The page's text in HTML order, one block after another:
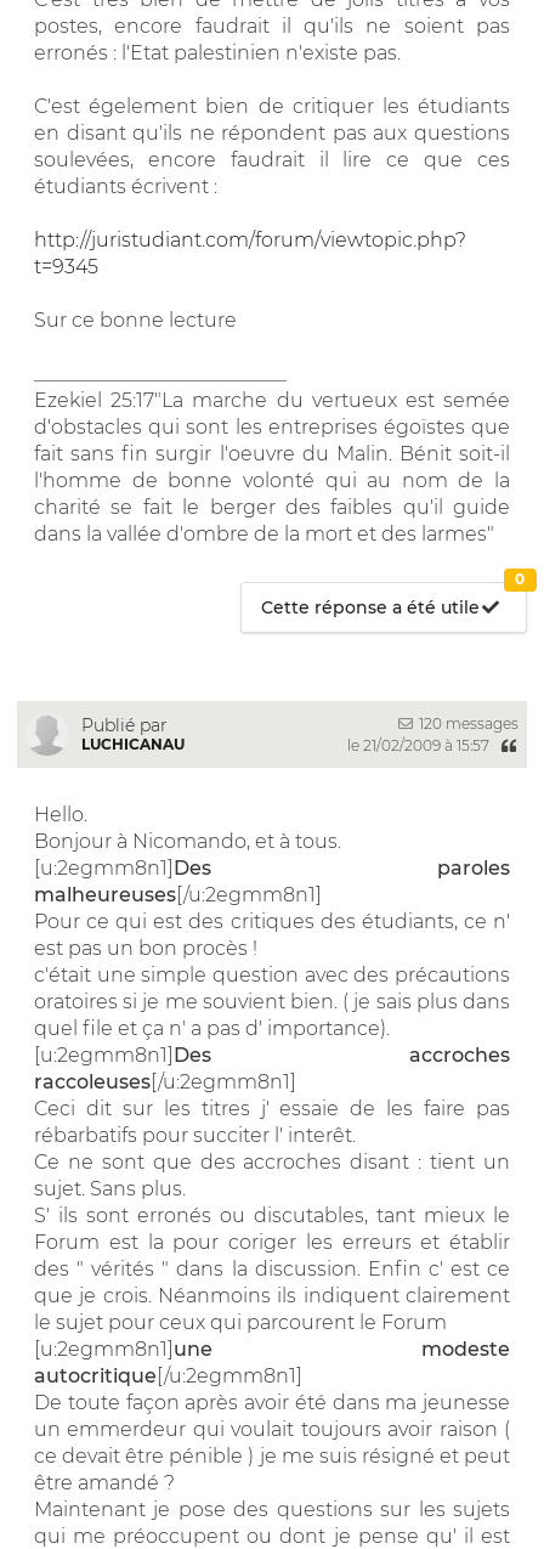
postes, encore faudrait il qu'ils ne soient pas
erronés : l'Etat palestinien n'existe pas.
C'est égelement bien de critiquer les étudiants
en disant qu'ils ne répondent pas aux questions
soulevées, encore faudrait il lire ce que ces
étudiants écrivent :
http://juristudiant.com/forum/viewtopic.php?
t=9345
Sur ce bonne lecture
Ezekiel 25:17"La marche du vertueux est semée
d'obstacles qui sont les entreprises égoïstes que
fait sans fin surgir l'oeuvre du Malin. Bénit soit-il
l'homme de bonne volonté qui au nom de la
charité se fait le berger des faibles qu'il guide
dans la vallée d'ombre de la mort et des larmes"
Cette réponse a été utile
0
Publié par
LUCHICANAU
120 messages
le 21/02/2009 à 15:57
Hello.
Bonjour à Nicomando, et à tous.
[u:2egmm8n1] Des paroles
malheureuses[/u:2egmm8n1]
Pour ce qui est des critiques des étudiants, ce n'
est pas un bon procès !
c'était une simple question avec des précautions
oratoires si je me souvient bien. ( je sais plus dans
quel file et ça n' a pas d' importance).
[u:2egmm8n1] Des accroches
raccoleuses[/u:2egmm8n1]
Ceci dit sur les titres j' essaie de les faire pas
rébarbatifs pour succiter l' interêt.
Ce ne sont que des accroches disant : tient un
sujet. Sans plus.
S' ils sont erronés ou discutables, tant mieux le
Forum est la pour coriger les erreurs et établir
des " vérités " dans la discussion. Enfin c' est ce
que je crois. Néanmoins ils indiquent clairement
le sujet pour ceux qui parcourent le Forum
[u:2egmm8n1] une modeste
autocritique[/u:2egmm8n1]
De toute façon après avoir été dans ma jeunesse
un emmerdeur qui voulait toujours avoir raison (
ce devait être pénible ) je me suis résigné et peut
être amandé ?
Maintenant je pose des questions sur les sujets
qui me préoccupent ou dont je pense qu' il est